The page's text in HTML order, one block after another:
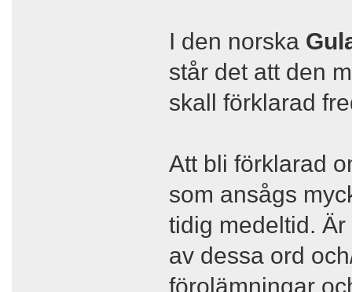
I den norska
står det att den
skall förklarad
Att bli förklarad
som ansågs
tidig medeltid.
av dessa ord
förolämningar